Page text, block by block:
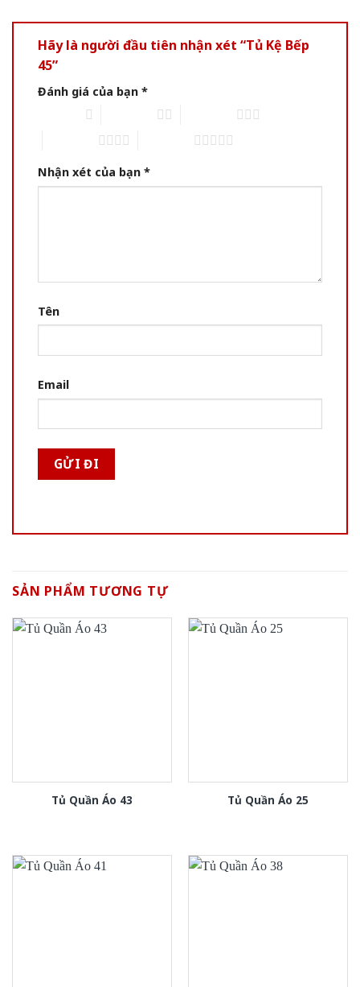
Hãy là người đầu tiên nhận xét “Tủ Kệ Bếp
45”
Đánh giá của bạn *
Nhận xét của bạn *
Tên
Email
SẢN PHẨM TƯƠNG TỰ
Tủ Quần Áo 43 Tủ Quần Áo 25